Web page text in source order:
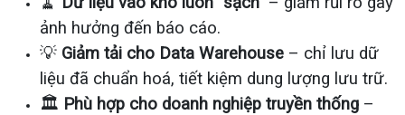
ảnh hưởng đến báo cáo.
💡 Giảm tải cho Data Warehouse – chỉ lưu dữ
liệu đã chuẩn hoá, tiết kiệm dung lượng lưu trữ.
🏛 Phù hợp cho doanh nghiệp truyền thống –